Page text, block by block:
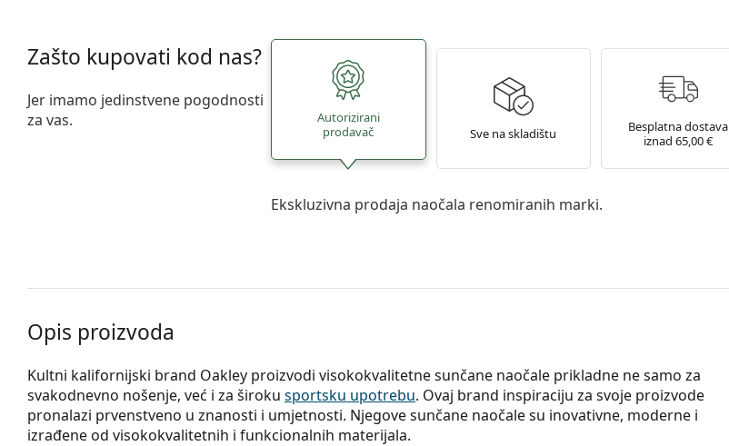
Zašto kupovati kod nas?
Jer imamo jedinstvene pogodnosti
za vas.
Autorizirani
prodavač
Sve na skladištu
Besplatna dostava
iznad 65,00 €
Ekskluzivna prodaja naočala renomiranih marki.
Opis proizvoda
Kultni kalifornijski brand Oakley proizvodi visokokvalitetne sunčane naočale prikladne ne samo za
svakodnevno nošenje, već i za široku sportsku upotrebu. Ovaj brand inspiraciju za svoje proizvode
pronalazi prvenstveno u znanosti i umjetnosti. Njegove sunčane naočale su inovativne, moderne i
izrađene od visokokvalitetnih i funkcionalnih materijala.